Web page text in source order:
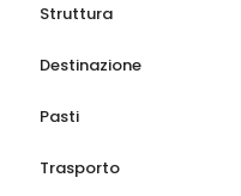
Struttura
Destinazione
Pasti
Trasporto